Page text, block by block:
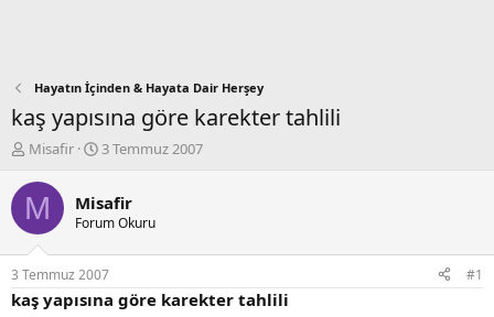
Hayatın İçinden & Hayata Dair Herşey
kaş yapısına göre karekter tahlili
K
n
b
y
u
b
a
Misafir
B
l
a
g
ı
ç
3 Temmuz 2007
M Misafir
Forum Okuru
3 Temmuz 2007 #1
kaş yapısına göre karekter tahlili